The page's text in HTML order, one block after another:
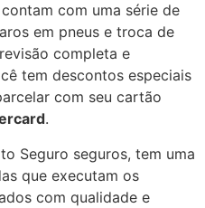
com uma série de
em pneus e troca de
completa e
tem descontos especiais
com seu cartão
.
Seguro seguros, tem uma
que executam os
com qualidade e